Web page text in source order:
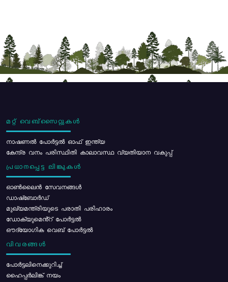
മറ്റ് വെബ്സൈറ്റുകൾ
നാഷണൽ പോർട്ടൽ ഓഫ് ഇന്ത്യ
കേന്ദ്ര വനം പരിസ്ഥിതി കാലാവസ്ഥ വ്യതിയാന വകുപ്പ്
പ്രധാനപ്പെട്ട ലിങ്കുകൾ
ഓൺലൈൻ സേവനങ്ങൾ
ഡാഷ്ബോർഡ്
മുഖ്യമന്ത്രിയുടെ പരാതി പരിഹാരം
ഡോക്യുമെൻ്റ് പോർട്ടൽ
ഔദ്യോഗിക വെബ് പോർട്ടൽ
വിവരങ്ങൾ
പോര്‍ട്ടലിനെക്കുറിച്ച്
ഹൈപ്പർലിങ്ക് നയം